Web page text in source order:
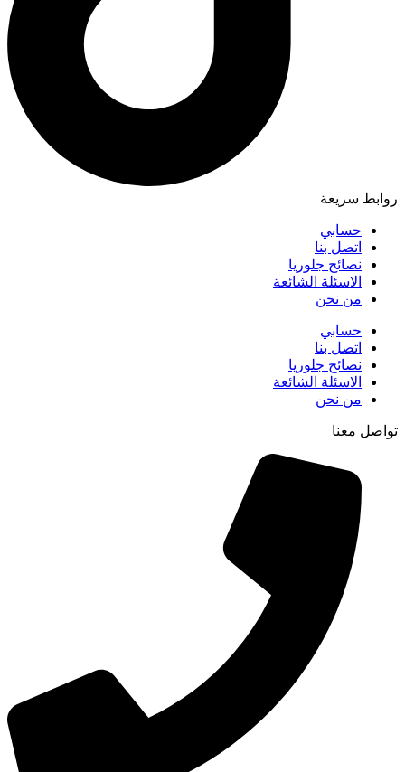
روابط سريعة
حسابي
اتصل بنا
نصائح جلوريا
الاسئلة الشائعة
من نحن
حسابي
اتصل بنا
نصائح جلوريا
الاسئلة الشائعة
من نحن
تواصل معنا